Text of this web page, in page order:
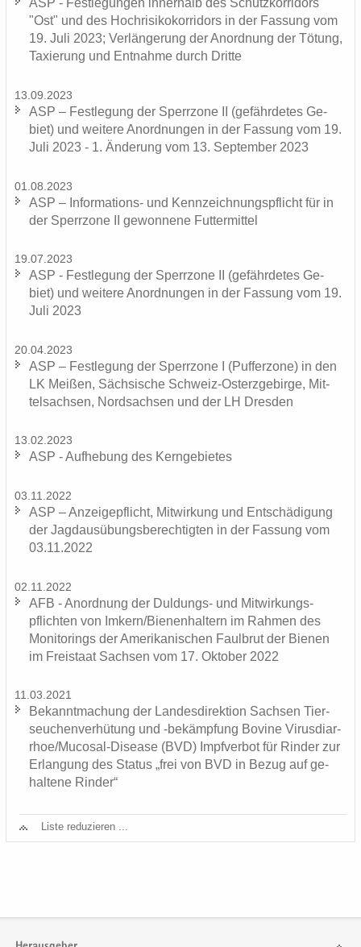
ASP - Fest­le­gun­gen in­ner­halb des Schutz­kor­ri­dors
"Ost" und des Hoch­ri­si­ko­kor­ri­dors in der Fas­sung vom
19. Juli 2023; Ver­län­ge­rung der An­ord­nung der Tö­tung,
Ta­xie­rung und Ent­nah­me durch Drit­te
13.09.2023
ASP – Fest­le­gung der Sperr­zo­ne II (ge­fähr­de­tes Ge­
biet) und wei­te­re An­ord­nun­gen in der Fas­sung vom 19.
Juli 2023 - 1. Än­de­rung vom 13. Sep­tem­ber 2023
01.08.2023
ASP – Informations-​ und Kenn­zeich­nungs­pflicht für in
der Sperr­zo­ne II ge­won­ne­ne Fut­ter­mit­tel
19.07.2023
ASP - Fest­le­gung der Sperr­zo­ne II (ge­fähr­de­tes Ge­
biet) und wei­te­re An­ord­nun­gen in der Fas­sung vom 19.
Juli 2023
20.04.2023
ASP – Fest­le­gung der Sperr­zo­ne I (Puf­fer­zo­ne) in den
LK Mei­ßen, Säch­si­sche Schweiz-​Osterzgebirge, Mit­
tel­sach­sen, Nord­sach­sen und der LH Dres­den
13.02.2023
ASP - Auf­he­bung des Kern­ge­bie­tes
03.11.2022
ASP – An­zei­ge­pflicht, Mit­wir­kung und Ent­schä­di­gung
der Jagd­aus­übungs­be­rech­tig­ten in der Fas­sung vom
03.11.2022
02.11.2022
AFB - An­ord­nung der Duldungs-​ und Mit­wir­kungs­
pflich­ten von Im­kern/Bie­nen­hal­tern im Rah­men des
Mo­ni­to­rings der Ame­ri­ka­ni­schen Faul­brut der Bie­nen
im Frei­staat Sach­sen vom 17. Ok­to­ber 2022
11.03.2021
Be­kannt­ma­chung der Lan­des­di­rek­ti­on Sach­sen Tier­
seu­chen­ver­hü­tung und -​bekämpfung Bo­vi­ne Vi­rus­di­ar­
rhoe/Mucosal-​Disease (BVD) Impf­ver­bot für Rin­der zur
Er­lan­gung des Sta­tus „frei von BVD in Bezug auf ge­
hal­te­ne Rin­der“
Liste re­du­zie­ren ...